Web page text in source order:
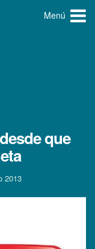
Menú
que
2013